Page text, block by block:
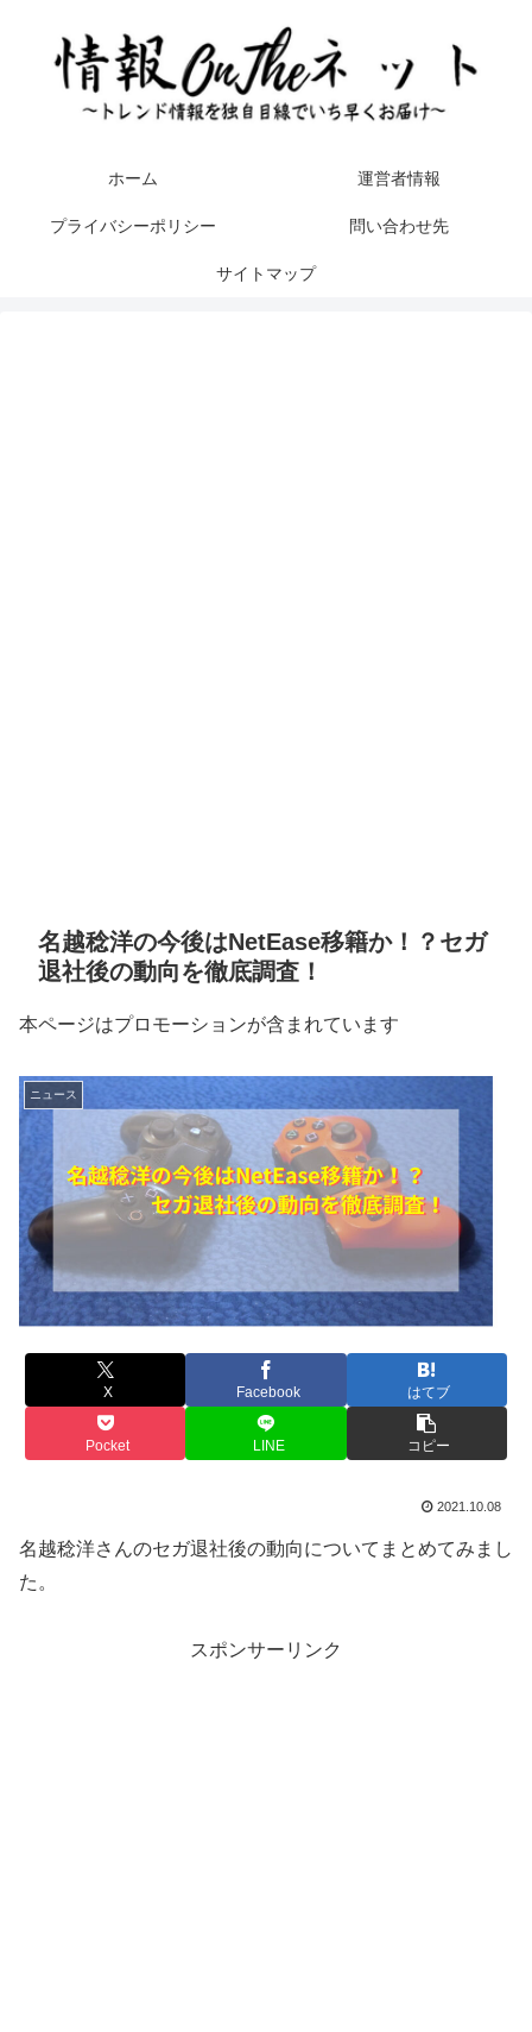
ホーム 運営者情報
プライバシーポリシー 問い合わせ先
サイトマップ
名越稔洋の今後はNetEase移籍か！？セガ
退社後の動向を徹底調査！
本ページはプロモーションが含まれています
ニュース
X Facebook はてブ
Pocket LINE コピー
2021.10.08
名越稔洋さんのセガ退社後の動向についてまとめてみまし
た。
スポンサーリンク